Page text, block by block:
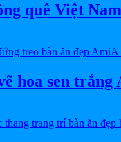
quê Việt
hoa sen trắng